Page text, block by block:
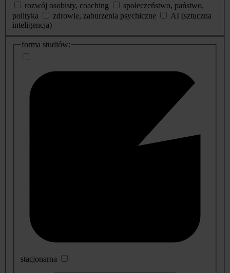
rozwój osobisty, coaching
społeczeństwo, państwo,
polityka
zdrowie, zaburzenia psychiczne
AI (sztuczna
inteligencja)
dodatkowe
informacje
forma studiów:
stacjonarna